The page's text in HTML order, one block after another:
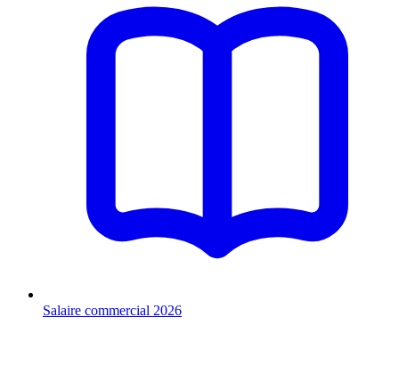
Salaire commercial 2026